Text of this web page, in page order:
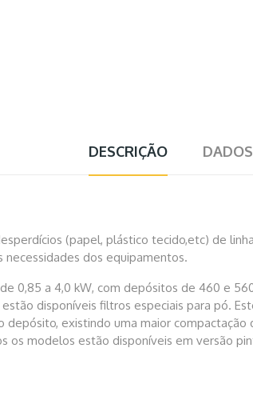
DESCRIÇÃO
(papel, plástico tecido,etc) de
necessidades dos equipamentos.
0,85 a 4,0 kW, com depósitos de 460 e
disponíveis filtros especiais para pó.
existindo uma maior
os modelos estão disponíveis em versão